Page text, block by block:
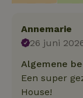
Annemarie
26 juni
Algemene
Een super
House!